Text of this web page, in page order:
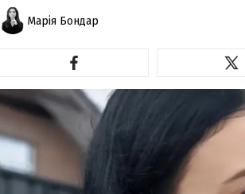
Марія Бондар